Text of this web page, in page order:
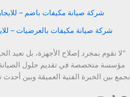
شركة صيانة مكيفات باضم – للايجار
شركة صيانة مكيفات بالعرضيات – للايجار
"لا نقوم بمجرد إصلاح الأجهزة، بل نعيد
مؤسسة متخصصة في تقديم حلول الصيانة
نجمع بين الخبرة الفنية العميقة وبين